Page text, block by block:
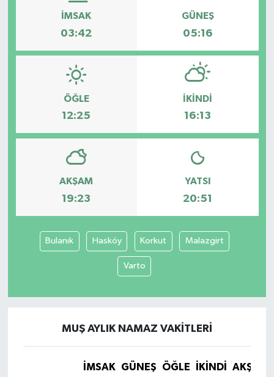
İMSAK
03:42
GÜNEŞ
05:16
ÖĞLE
12:25
İKINDI
16:13
AKŞAM
19:23
YATSI
20:51
Bulanık Hasköy Korkut Malazgirt
Varto
MUŞ AYLIK NAMAZ VAKITLERI
İMSAK GÜNEŞ ÖĞLE İKINDI
AKŞAM
Tatil ve Seyahat
Çevre
Okul Gazetesi